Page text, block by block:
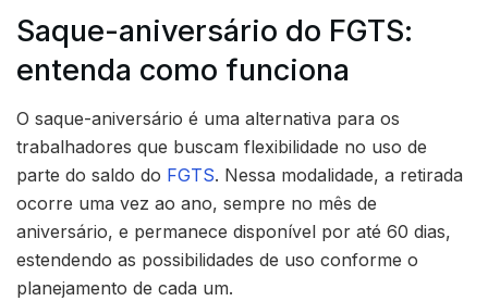
Saque-aniversário do FGTS:
entenda como funciona
O saque-aniversário é uma alternativa para os
trabalhadores que buscam flexibilidade no uso de
parte do saldo do FGTS. Nessa modalidade, a retirada
ocorre uma vez ao ano, sempre no mês de
aniversário, e permanece disponível por até 60 dias,
estendendo as possibilidades de uso conforme o
planejamento de cada um.